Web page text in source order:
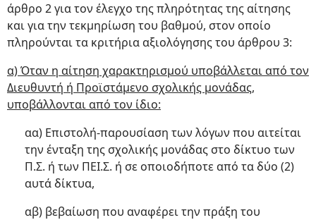
άρθρο 2 για τον έλεγχο της πληρότητας της αίτησης
και για την τεκμηρίωση του βαθμού, στον οποίο
πληρούνται τα κριτήρια αξιολόγησης του άρθρου 3:
α) Όταν η αίτηση χαρακτηρισμού υποβάλλεται από τον
Διευθυντή ή Προϊστάμενο σχολικής μονάδας,
υποβάλλονται από τον ίδιο:
αα) Επιστολή-παρουσίαση των λόγων που αιτείται
την ένταξη της σχολικής μονάδας στο δίκτυο των
Π.Σ. ή των ΠΕΙ.Σ. ή σε οποιοδήποτε από τα δύο (2)
αυτά δίκτυα,
αβ) βεβαίωση που αναφέρει την πράξη του